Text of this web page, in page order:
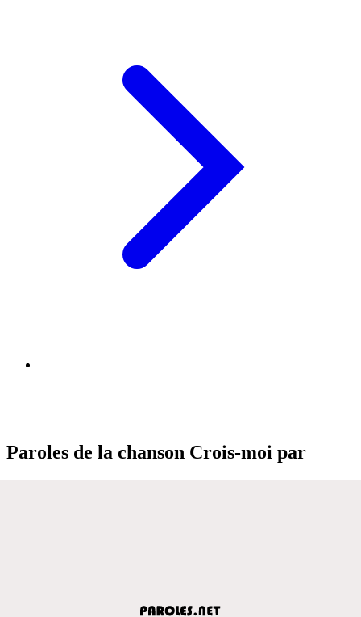
Paroles de la chanson Crois-moi par